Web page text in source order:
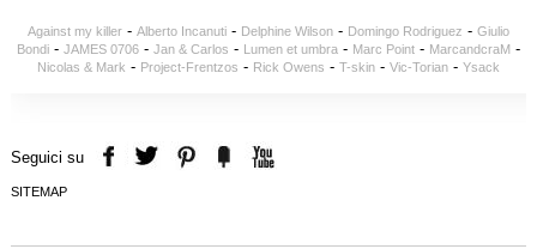
Against my killer- Alberto Incanuti- Delphine Wilson- Domingo Rodriguez - Giulio
Bondi- JAMES 0706- Jan & Carlos - Lumen et umbra- Marc Point- MarcandcraM -
Nicolas & Mark - Project-Frentzos - Rick Owens - T-skin- Vic-Torian- Ysack
Seguici su
SITEMAP